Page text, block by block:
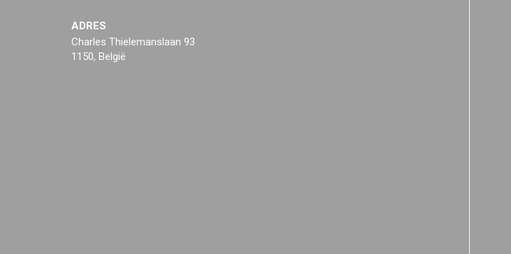
ADRES
Charles Thielemanslaan 93
1150, België